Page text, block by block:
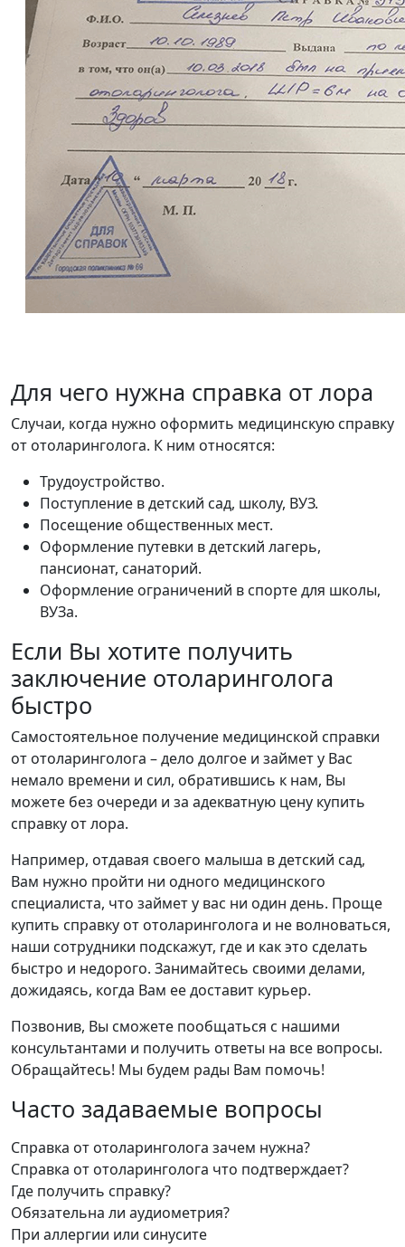
Для чего нужна справка от лора
Случаи, когда нужно оформить медицинскую справку
от отоларинголога. К ним относятся:
Трудоустройство.
Поступление в детский сад, школу, ВУЗ.
Посещение общественных мест.
Оформление путевки в детский лагерь,
пансионат, санаторий.
Оформление ограничений в спорте для школы,
ВУЗа.
Если Вы хотите получить
заключение отоларинголога
быстро
Самостоятельное получение медицинской справки
от отоларинголога – дело долгое и займет у Вас
немало времени и сил, обратившись к нам, Вы
можете без очереди и за адекватную цену купить
справку от лора.
Например, отдавая своего малыша в детский сад,
Вам нужно пройти ни одного медицинского
специалиста, что займет у вас ни один день. Проще
купить справку от отоларинголога и не волноваться,
наши сотрудники подскажут, где и как это сделать
быстро и недорого. Занимайтесь своими делами,
дожидаясь, когда Вам ее доставит курьер.
Позвонив, Вы сможете пообщаться с нашими
консультантами и получить ответы на все вопросы.
Обращайтесь! Мы будем рады Вам помочь!
Часто задаваемые вопросы
Справка от отоларинголога зачем нужна?
Справка от отоларинголога что подтверждает?
Где получить справку?
Обязательна ли аудиометрия?
При аллергии или синусите